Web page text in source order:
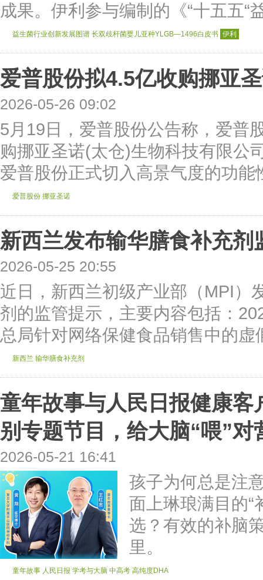
成果。伊利参与编制的《“十五五“
益生菌行业创新发展图谱 长双歧杆菌婴儿亚种YLGB—1496白皮书 伊利
爱普股份拟4.5亿收购挪亚
2026-05-26 09:02
5月19日，爱普股份公告称，爱普
购挪亚圣诺(太仓)生物科技有限公
爱普股份正式切入高景气度的功
爱普股份 挪亚圣诺
新西兰发布输华膳食补充剂
2026-05-25 20:55
近日，新西兰初级产业部（MPI）
剂的监管提示，主要内容包括：
总局针对网络保健食品销售中的
新西兰 输华膳食补充剂
童年故事与人民日报健康客
别专题节目，给大脑“喂”对
2026-05-21 16:41
孩子为何总是注
面上琳琅满目的“
选？有效的补脑
里。
童年故事 人民日报 学考与大脑 中高考 高纯度DHA